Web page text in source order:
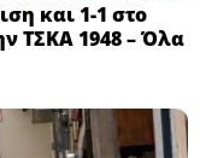
και 1-1 στο
ΤΣΚΑ 1948 – Όλα